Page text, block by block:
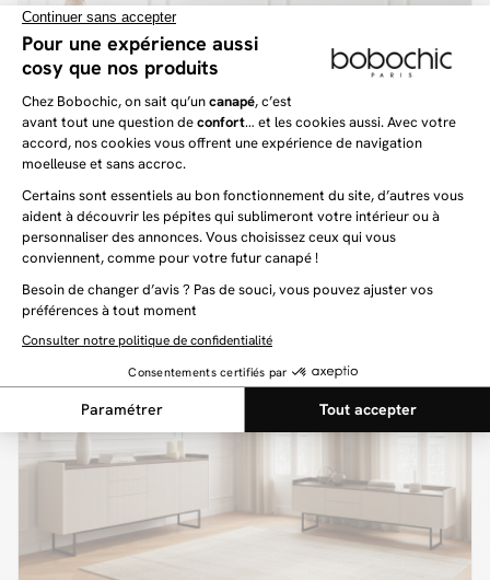
FERRET
Ensemble FERRET avec buffet 180 cm + meuble TV 180 cm +
table basse 100 cm effet tasseaux de bois